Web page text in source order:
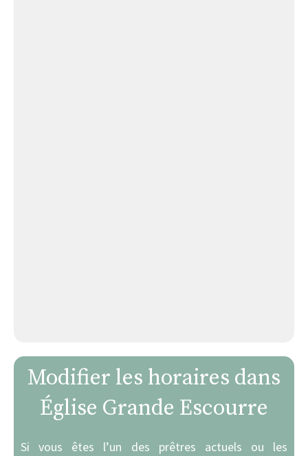
Modifier les horaires dans
Église Grande Escourre
Si vous êtes l’un des prêtres actuels ou les